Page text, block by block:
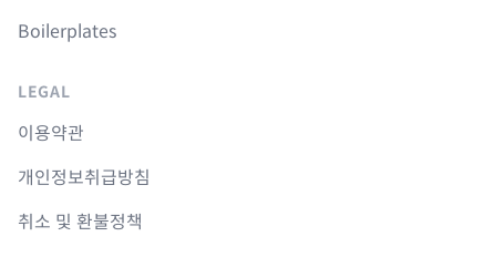
Boilerplates
LEGAL
이용약관
개인정보취급방침
취소 및 환불정책